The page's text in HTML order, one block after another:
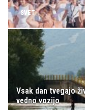
SVET
Vsak dan tvegajo
vedno vozijo